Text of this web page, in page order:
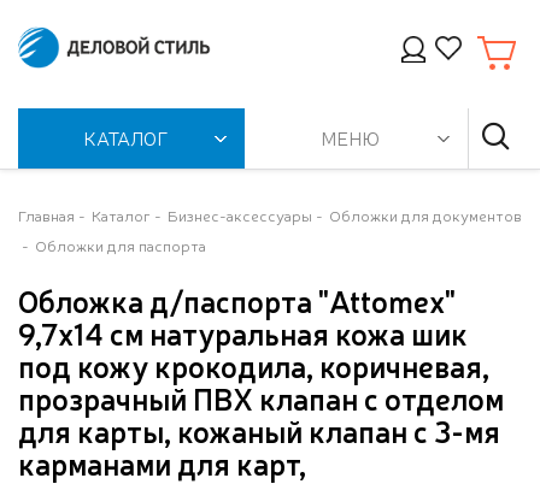
КАТАЛОГ МЕНЮ
Главная Каталог Бизнес-аксессуары
Обложки для документов
Обложки для паспорта
Обложка д/паспорта "Attomex"
9,7x14 см натуральная кожа шик
под кожу крокодила, коричневая,
прозрачный ПВХ клапан с отделом
для карты, кожаный клапан с 3-мя
карманами для карт,